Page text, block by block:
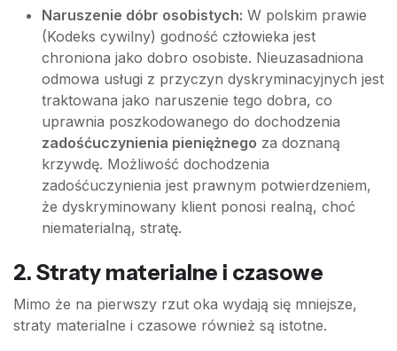
Naruszenie dóbr osobistych: W polskim prawie
(Kodeks cywilny) godność człowieka jest
chroniona jako dobro osobiste. Nieuzasadniona
odmowa usługi z przyczyn dyskryminacyjnych jest
traktowana jako naruszenie tego dobra, co
uprawnia poszkodowanego do dochodzenia
zadośćuczynienia pieniężnego za doznaną
krzywdę. Możliwość dochodzenia
zadośćuczynienia jest prawnym potwierdzeniem,
że dyskryminowany klient ponosi realną, choć
niematerialną, stratę.
2. Straty materialne i czasowe
Mimo że na pierwszy rzut oka wydają się mniejsze,
straty materialne i czasowe również są istotne.